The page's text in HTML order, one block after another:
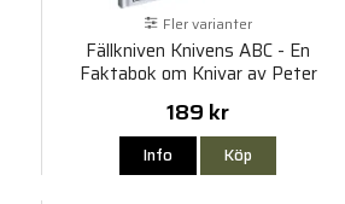
Fler varianter
Fällkniven Knivens ABC - En
Faktabok om Knivar av Peter
Hjortberger
189 kr
Info Köp